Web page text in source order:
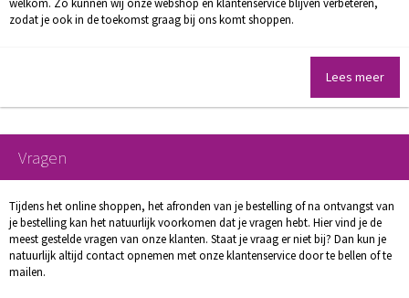
welkom. Zo kunnen wij onze webshop en klantenservice blijven verbeteren,
zodat je ook in de toekomst graag bij ons komt shoppen.
Lees meer
Vragen
Tijdens het online shoppen, het afronden van je bestelling of na ontvangst van
je bestelling kan het natuurlijk voorkomen dat je vragen hebt. Hier vind je de
meest gestelde vragen van onze klanten. Staat je vraag er niet bij? Dan kun je
natuurlijk altijd contact opnemen met onze klantenservice door te bellen of te
mailen.